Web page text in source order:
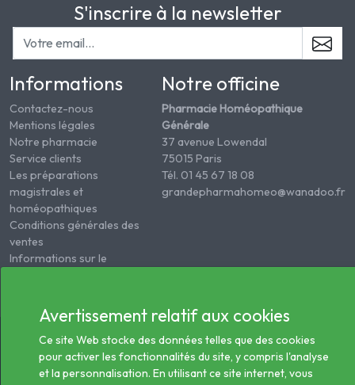
S'inscrire à la newsletter
Informations
Contactez-nous
Mentions légales
Notre pharmacie
Service clients
Les préparations
magistrales et
homéopathiques
Conditions générales des
ventes
Informations sur le
Notre officine
Pharmacie Homéopathique
Générale
37 avenue Lowendal
75015 Paris
Tél. 01 45 67 18 08
grandepharmahomeo@wanadoo.fr
Générale
Avertissement relatif aux cookies
Ce site Web stocke des données telles que des cookies
pour activer les fonctionnalités du site, y compris l'analyse
et la personnalisation. En utilisant ce site internet, vous